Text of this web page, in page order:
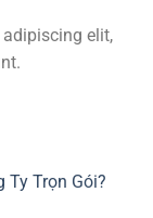
elit,
Ty Trọn Gói?